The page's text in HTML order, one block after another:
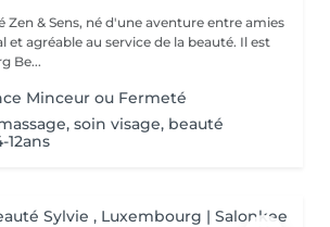
Zen & Sens, né d'une aventure entre amies
et agréable au service de la beauté. Il est
Be...
Minceur ou Fermeté
soin visage, beauté
12ans